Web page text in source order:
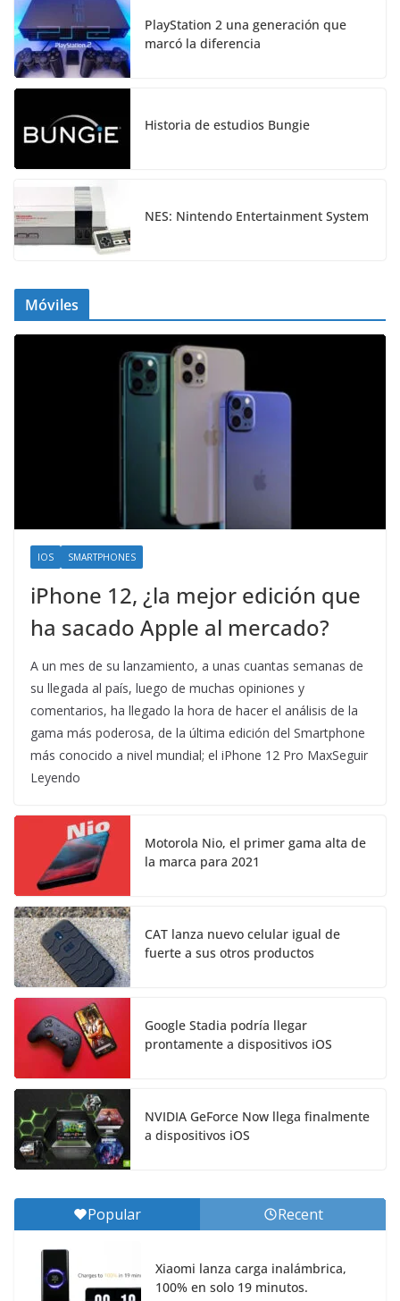
PlayStation 2 una generación que
marcó la diferencia
Historia de estudios Bungie
NES: Nintendo Entertainment System
Móviles
IOS SMARTPHONES
iPhone 12, ¿la mejor edición que
ha sacado Apple al mercado?
A un mes de su lanzamiento, a unas cuantas semanas de
su llegada al país, luego de muchas opiniones y
comentarios, ha llegado la hora de hacer el análisis de la
gama más poderosa, de la última edición del Smartphone
más conocido a nivel mundial; el iPhone 12 Pro MaxSeguir
Leyendo
Motorola Nio, el primer gama alta de
la marca para 2021
CAT lanza nuevo celular igual de
fuerte a sus otros productos
Google Stadia podría llegar
prontamente a dispositivos iOS
NVIDIA GeForce Now llega finalmente
a dispositivos iOS
Popular Recent
Xiaomi lanza carga inalámbrica,
100% en solo 19 minutos.